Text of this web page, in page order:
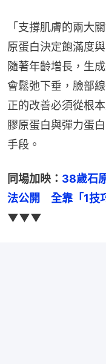
「支撐肌膚的兩大
原蛋白決定飽滿度
隨著年齡增長，生
會鬆弛下垂，臉部
正的改善必須從根
膠原蛋白與彈力蛋
手段。
同場加映： 38歲石
法公開　全靠「1技
▼▼▼